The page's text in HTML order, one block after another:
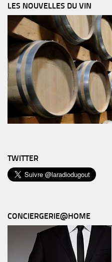
LES NOUVELLES DU VIN
TWITTER
CONCIERGERIE@HOME